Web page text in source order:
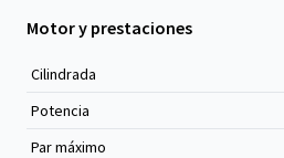
Motor y prestaciones
Cilindrada
Potencia
Par máximo